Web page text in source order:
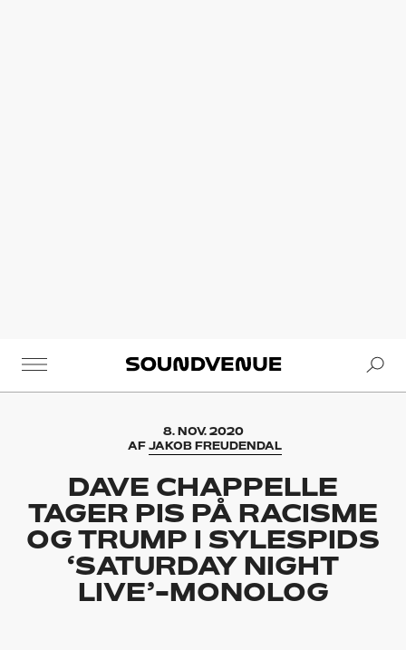
Soundvenue
8. NOV. 2020
AFJAKOB FREUDENDAL
DAVE CHAPPELLE
TAGER PIS PÅ RACISME
OG TRUMP I SYLESPIDS
‘SATURDAY NIGHT
LIVE’-MONOLOG